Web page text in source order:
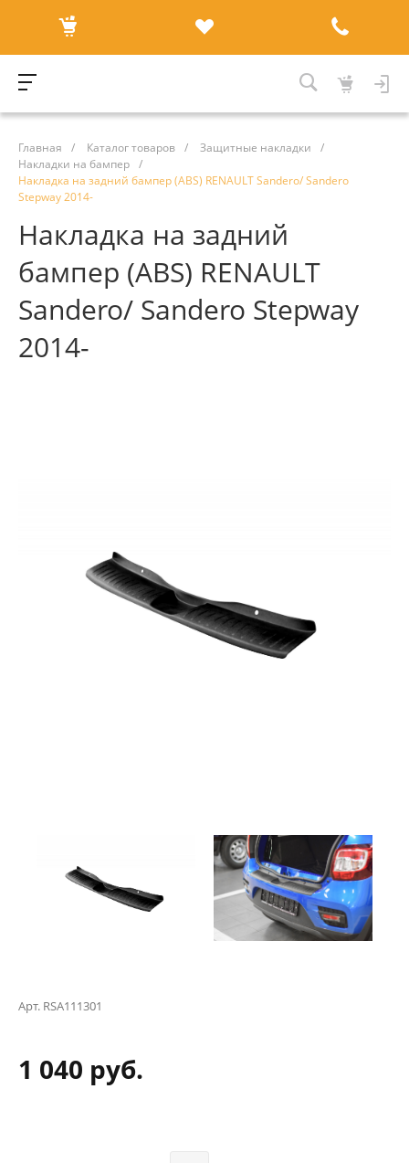
Главная / Каталог товаров / Защитные накладки
/
Накладки на бампер /
Накладка на задний бампер (ABS) RENAULT Sandero/ Sandero
Stepway 2014-
Накладка на задний
бампер (ABS) RENAULT
Sandero/ Sandero Stepway
2014-
Арт. RSA111301
1 040 руб.